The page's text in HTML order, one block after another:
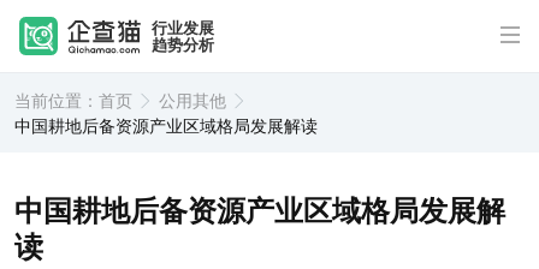
行业发展
趋势分析
当前位置： 首页
公用其他
中国耕地后备资源产业区域格局发展解读
中国耕地后备资源产业区域格局发展解
读